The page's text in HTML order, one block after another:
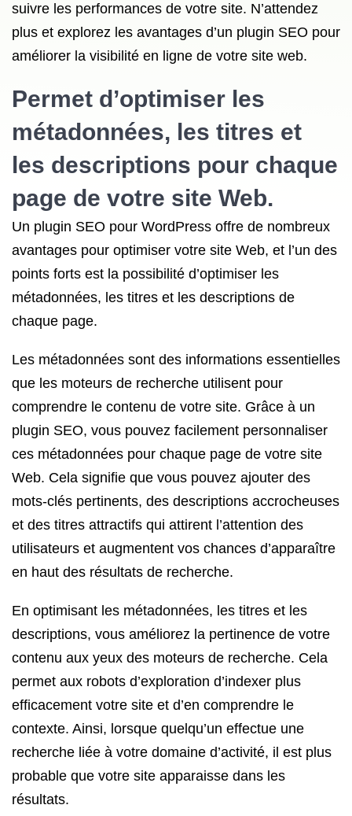
suivre les performances de votre site. N’attendez
plus et explorez les avantages d’un plugin SEO pour
améliorer la visibilité en ligne de votre site web.
Permet d’optimiser les
métadonnées, les titres et
les descriptions pour chaque
page de votre site Web.
Un plugin SEO pour WordPress offre de nombreux
avantages pour optimiser votre site Web, et l’un des
points forts est la possibilité d’optimiser les
métadonnées, les titres et les descriptions de
chaque page.
Les métadonnées sont des informations essentielles
que les moteurs de recherche utilisent pour
comprendre le contenu de votre site. Grâce à un
plugin SEO, vous pouvez facilement personnaliser
ces métadonnées pour chaque page de votre site
Web. Cela signifie que vous pouvez ajouter des
mots-clés pertinents, des descriptions accrocheuses
et des titres attractifs qui attirent l’attention des
utilisateurs et augmentent vos chances d’apparaître
en haut des résultats de recherche.
En optimisant les métadonnées, les titres et les
descriptions, vous améliorez la pertinence de votre
contenu aux yeux des moteurs de recherche. Cela
permet aux robots d’exploration d’indexer plus
efficacement votre site et d’en comprendre le
contexte. Ainsi, lorsque quelqu’un effectue une
recherche liée à votre domaine d’activité, il est plus
probable que votre site apparaisse dans les
résultats.